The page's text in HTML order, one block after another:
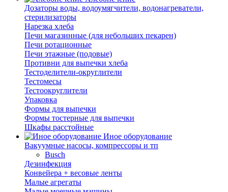
Дозаторы воды, водоумягчители, водонагреватели,
стерилизаторы
Нарезка хлеба
Печи магазинные (для небольших пекарен)
Печи ротационные
Печи этажные (подовые)
Противни для выпечки хлеба
Тестоделители-округлители
Тестомесы
Тестоокруглители
Упаковка
Формы для выпечки
Формы тостерные для выпечки
Шкафы расстойные
Иное оборудование
Вакуумные насосы, компрессоры и тп
Busch
Дезинфекция
Конвейера + весовые ленты
Малые агрегаты